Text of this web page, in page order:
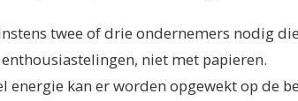
twee of drie ondernemers nodig
niet met papieren.
energie kan er worden opgewekt op de